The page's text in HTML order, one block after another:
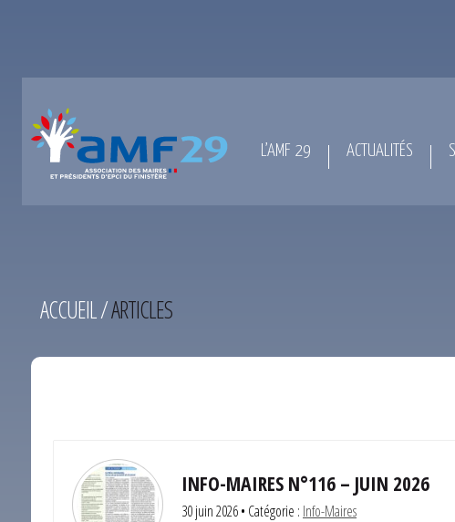
L’AMF 29 ACTUALITÉS
ACCUEIL/ARTICLES
INFO-MAIRES N°116 – JUIN 2026
30 juin 2026• Catégorie : Info-Maires